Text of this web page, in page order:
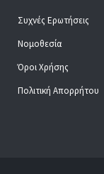
Συχνές Ερωτήσεις
Νομοθεσία
Όροι Χρήσης
Πολιτική Απορρήτου